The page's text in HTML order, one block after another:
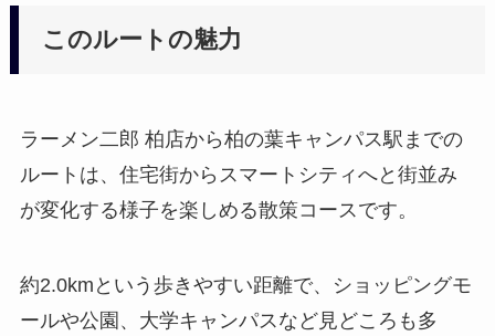
このルートの魅力
ラーメン二郎 柏店から柏の葉キャンパス駅までの
ルートは、住宅街からスマートシティへと街並み
が変化する様子を楽しめる散策コースです。
約2.0kmという歩きやすい距離で、ショッピングモ
ールや公園、大学キャンパスなど見どころも多